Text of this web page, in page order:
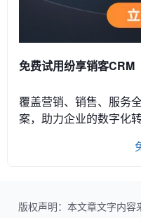
免费试用纷享销客CRM
覆盖营销、销售、服务
案，助力企业的数字化转
版权声明：本文章文字内容